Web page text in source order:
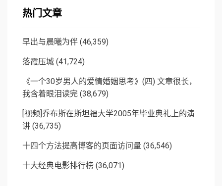
热门文章
早出与晨曦为伴 (46,359)
落霞压城 (41,724)
《一个30岁男人的爱情婚姻思考》(四) 文章很长，
我含着眼泪读完 (38,679)
[视频]乔布斯在斯坦福大学2005年毕业典礼上的演
讲 (36,735)
十四个方法提高博客的页面访问量 (36,546)
十大经典电影排行榜 (36,071)